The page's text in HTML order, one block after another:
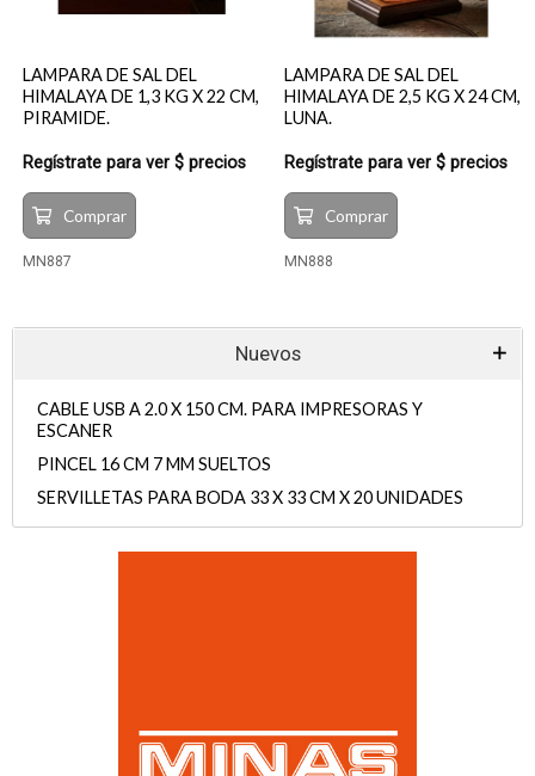
Nuevos
CABLE USB A 2.0 X 150 CM. PARA IMPRESORAS Y
ESCANER
PINCEL 16 CM 7 MM SUELTOS
SERVILLETAS PARA BODA 33 X 33 CM X 20 UNIDADES
LAMPARA DE SAL DEL
HIMALAYA DE 1,3 KG X 22 CM,
PIRAMIDE.
Regístrate para ver $ precios
Comprar
MN887
LAMPARA DE SAL DEL
HIMALAYA DE 2,5 KG X 24 CM,
LUNA.
Regístrate para ver $ precios
Comprar
MN888